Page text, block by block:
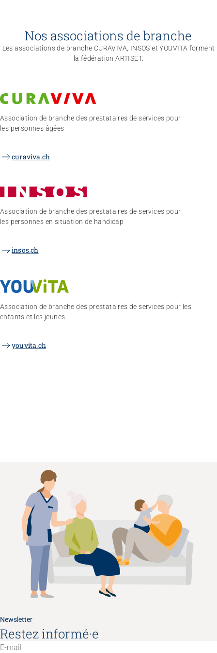
Nos associations de branche
Les associations de branche CURAVIVA, INSOS et YOUVITA forment
la fédération ARTISET.
Association de branche des prestataires de services pour
les personnes âgées
curaviva.ch
Association de branche des prestataires de services pour
les personnes en situation de handicap
insos.ch
Association de branche des prestataires de services pour les
enfants et les jeunes
youvita.ch
Newsletter
Restez informé·e